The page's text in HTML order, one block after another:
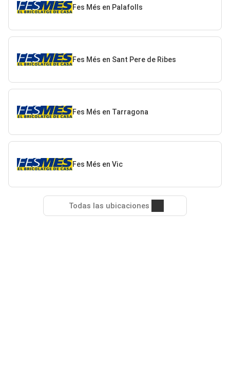
Fes Més en Palafolls
Fes Més en Sant Pere de Ribes
Fes Més en Tarragona
Fes Més en Vic
Todas las ubicaciones